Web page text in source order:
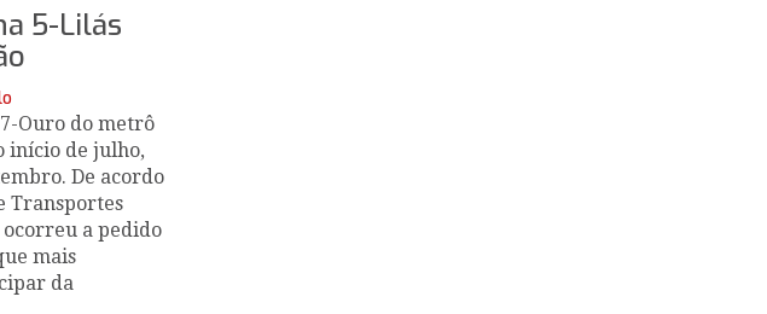
5-Lilás
Ouro do metrô
início de julho,
De acordo
Transportes
a pedido
mais
da